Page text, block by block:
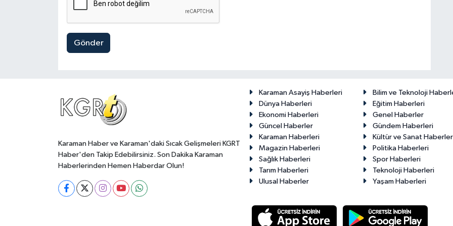
Gönder
Karaman Haber ve Karaman'daki Sıcak Gelişmeleri KGRT
Haber'den Takip Edebilirsiniz. Son Dakika Karaman
Haberlerinden Hemen Haberdar Olun!
Karaman Asayiş Haberleri
Bilim ve Teknoloji
Dünya Haberleri
Eğitim Haberleri
Ekonomi Haberleri
Genel Haberler
Güncel Haberler
Gündem Haberleri
Karaman Haberleri
Kültür ve Sanat
Magazin Haberleri
Politika Haberleri
Sağlık Haberleri
Spor Haberleri
Tarım Haberleri
Teknoloji Haberleri
Ulusal Haberler
Yaşam Haberleri